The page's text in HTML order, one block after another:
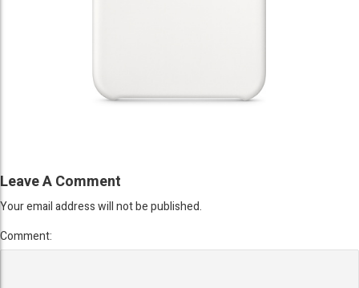
Leave A Comment
Your email address will not be published.
Comment: